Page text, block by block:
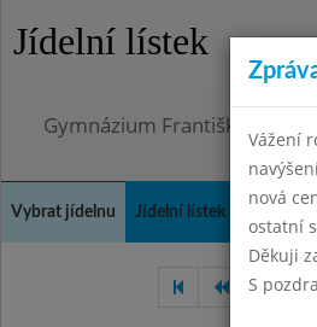
Jídelní lístek
Gymnázium Františka
Vybrat jídelnu Jídelní lístek
Vážení
nová
ostatní
Děkuji
S